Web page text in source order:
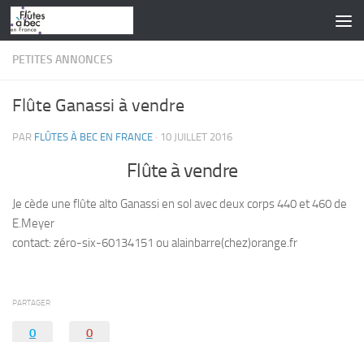
Skip to content
PETITES ANNONCES
Flûte Ganassi à vendre
PAR FLÛTES À BEC EN FRANCE · 10 JUILLET 2016
Flûte à vendre
Je cède une flûte alto Ganassi en sol avec deux corps 440 et 460 de
E.Meyer
contact: zéro-six-60134151 ou alainbarre(chez)orange.fr
PARTAGER
0 0